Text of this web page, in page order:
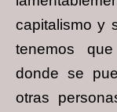
capitalismo y
tenemos
donde se
otras